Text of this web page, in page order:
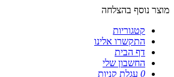
מוצר נוסף בהצלחה
קטגוריות
התקשרו אלינו
דף הבית
החשבון שלי
0 עגלת קניות